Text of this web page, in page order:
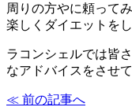
周りの方やに頼って
楽しくダイエットを
ラコンシェルでは皆
なアドバイスをさせ
≪ 前の記事へ